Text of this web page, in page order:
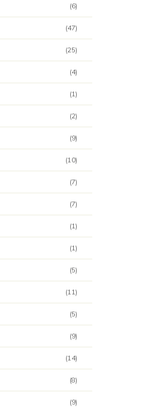
(6)
(47)
(25)
(4)
(1)
(2)
(9)
(10)
(7)
(7)
(1)
(1)
(5)
(11)
(5)
(9)
(14)
(8)
(9)